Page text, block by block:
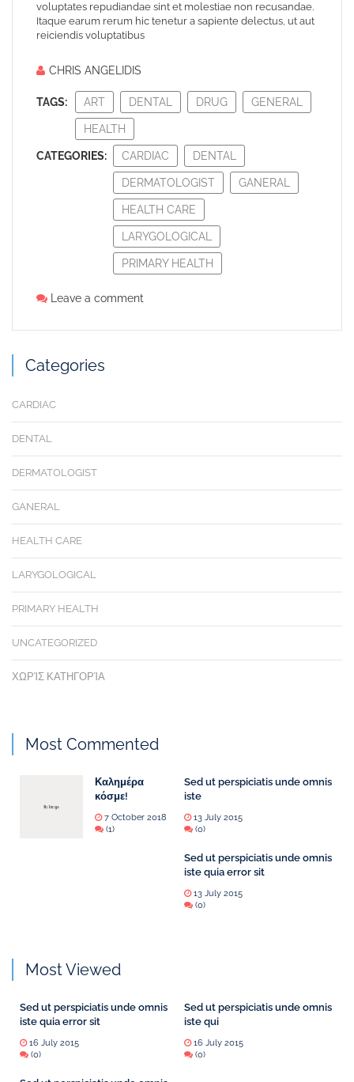
voluptates repudiandae sint et molestiae non recusandae.
Itaque earum rerum hic tenetur a sapiente delectus, ut aut
reiciendis voluptatibus
CHRIS ANGELIDIS
TAGS: ART DENTAL DRUG GENERAL
HEALTH
CATEGORIES: CARDIAC DENTAL
DERMATOLOGIST GANERAL
HEALTH CARE
LARYGOLOGICAL
PRIMARY HEALTH
Leave a comment
Categories
CARDIAC
DENTAL
DERMATOLOGIST
GANERAL
HEALTH CARE
LARYGOLOGICAL
PRIMARY HEALTH
UNCATEGORIZED
ΧΩΡΊΣ ΚΑΤΗΓΟΡΊΑ
Most Commented
Καλημέρα
κόσμε!
7 October 2018
(1)
Sed ut perspiciatis unde omnis
iste
13 July 2015
(0)
Sed ut perspiciatis unde omnis
iste quia error sit
13 July 2015
(0)
Most Viewed
Sed ut perspiciatis unde omnis
iste quia error sit
16 July 2015
(0)
Sed ut perspiciatis unde omnis
iste qui
16 July 2015
(0)